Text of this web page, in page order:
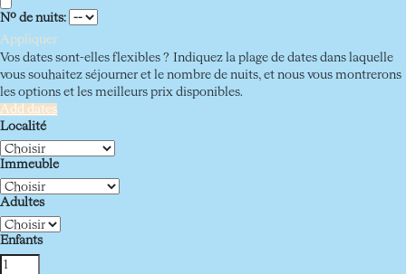
Nº de nuits:
Appliquer
Vos dates sont-elles flexibles ? Indiquez la plage de dates dans laquelle
vous souhaitez séjourner et le nombre de nuits, et nous vous montrerons
les options et les meilleurs prix disponibles.
Add dates
Localité
Immeuble
Adultes
Enfants